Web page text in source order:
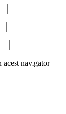
acest navigator